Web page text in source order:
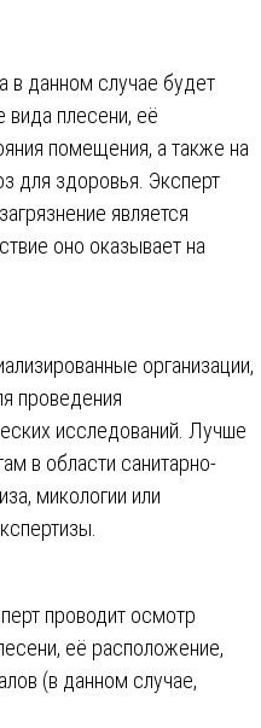
в данном случае будет
вида плесени, её
помещения, а также на
для здоровья. Эксперт
является
оно оказывает на
организации,
проведения
исследований. Лучше
в области санитарно-
микологии или
проводит осмотр
её расположение,
(в данном случае,